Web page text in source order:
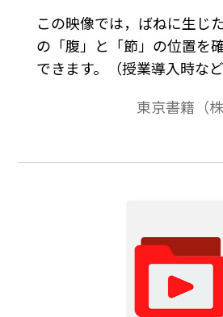
この映像では，ばねに生じ
の「腹」と「節」の位置を
できます。（授業導入時な
東京書籍（